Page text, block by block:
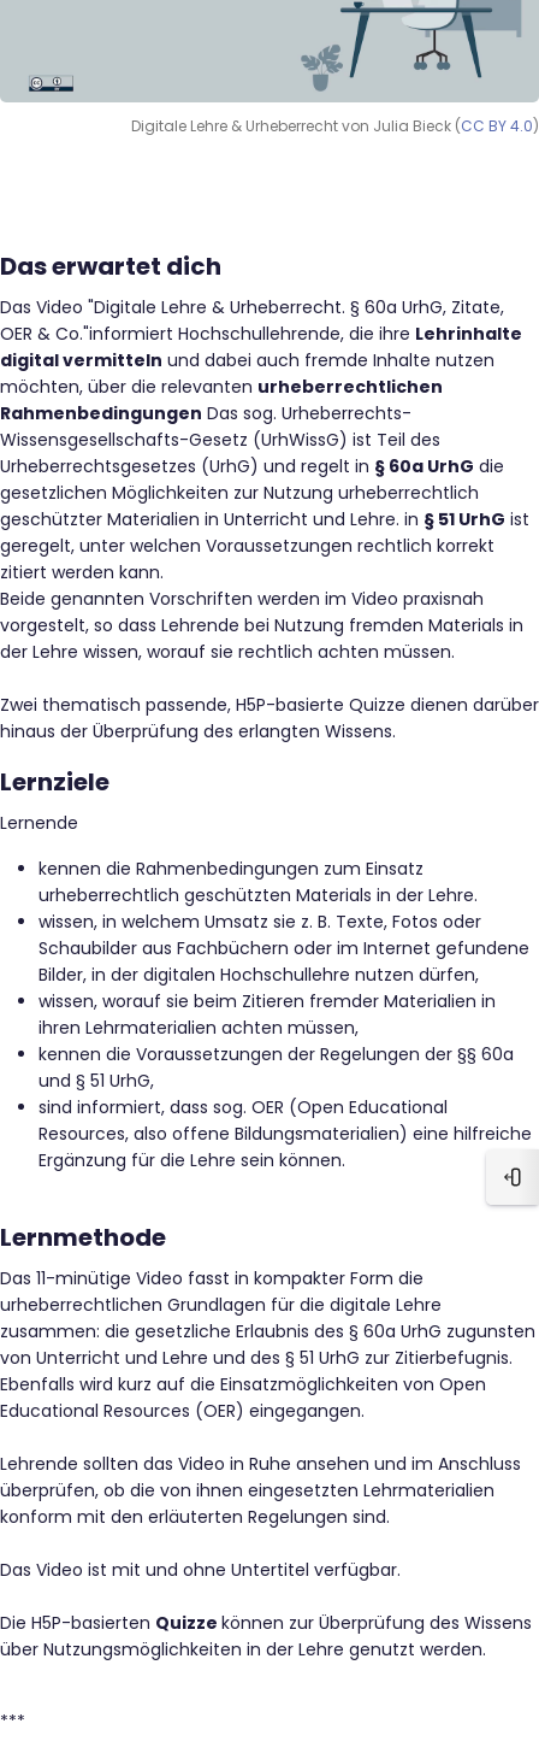
Digitale Lehre & Urheberrecht von Julia Bieck (CC BY 4.0)
Das erwartet dich
Das Video "Digitale Lehre & Urheberrecht. § 60a UrhG, Zitate,
OER & Co."informiert Hochschullehrende, die ihre Lehrinhalte
digital vermitteln und dabei auch fremde Inhalte nutzen
möchten, über die relevanten urheberrechtlichen
Rahmenbedingungen Das sog. Urheberrechts-
Wissensgesellschafts-Gesetz (UrhWissG) ist Teil des
Urheberrechtsgesetzes (UrhG) und regelt in § 60a UrhG die
gesetzlichen Möglichkeiten zur Nutzung urheberrechtlich
geschützter Materialien in Unterricht und Lehre. in § 51 UrhG ist
geregelt, unter welchen Voraussetzungen rechtlich korrekt
zitiert werden kann.
Beide genannten Vorschriften werden im Video praxisnah
vorgestelt, so dass Lehrende bei Nutzung fremden Materials in
der Lehre wissen, worauf sie rechtlich achten müssen.
Zwei thematisch passende, H5P-basierte Quizze dienen darüber
hinaus der Überprüfung des erlangten Wissens.
Lernziele
Lernende
kennen die Rahmenbedingungen zum Einsatz
urheberrechtlich geschützten Materials in der Lehre.
wissen, in welchem Umsatz sie z. B. Texte, Fotos oder
Schaubilder aus Fachbüchern oder im Internet gefundene
Bilder, in der digitalen Hochschullehre nutzen dürfen,
wissen, worauf sie beim Zitieren fremder Materialien in
ihren Lehrmaterialien achten müssen,
kennen die Voraussetzungen der Regelungen der §§ 60a
und § 51 UrhG,
sind informiert, dass sog. OER (Open Educational
Resources, also offene Bildungsmaterialien) eine hilfreiche
Ergänzung für die Lehre sein können.
Lernmethode
Das 11-minütige Video fasst in kompakter Form die
urheberrechtlichen Grundlagen für die digitale Lehre
zusammen: die gesetzliche Erlaubnis des § 60a UrhG zugunsten
von Unterricht und Lehre und des § 51 UrhG zur Zitierbefugnis.
Ebenfalls wird kurz auf die Einsatzmöglichkeiten von Open
Educational Resources (OER) eingegangen.
Lehrende sollten das Video in Ruhe ansehen und im Anschluss
überprüfen, ob die von ihnen eingesetzten Lehrmaterialien
konform mit den erläuterten Regelungen sind.
Das Video ist mit und ohne Untertitel verfügbar.
Die H5P-basierten Quizze können zur Überprüfung des Wissens
über Nutzungsmöglichkeiten in der Lehre genutzt werden.
***